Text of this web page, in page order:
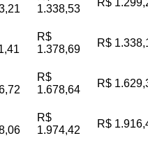
1.338,53
R$
R$
1.378,69
R$
R$
1.678,64
R$
R$
1.974,42
R$